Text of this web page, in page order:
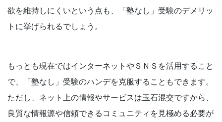
解
消・
今
す
ぐ
欲を維持しにくいという点も、「塾なし」受験のデメリッ
トに挙げられるでしょう。
もっとも現在ではインターネットやＳＮＳを活用すること
で、「塾なし」受験のハンデを克服することもできます。
ただし、ネット上の情報やサービスは玉石混交ですから、
良質な情報源や信頼できるコミュニティを見極める必要が